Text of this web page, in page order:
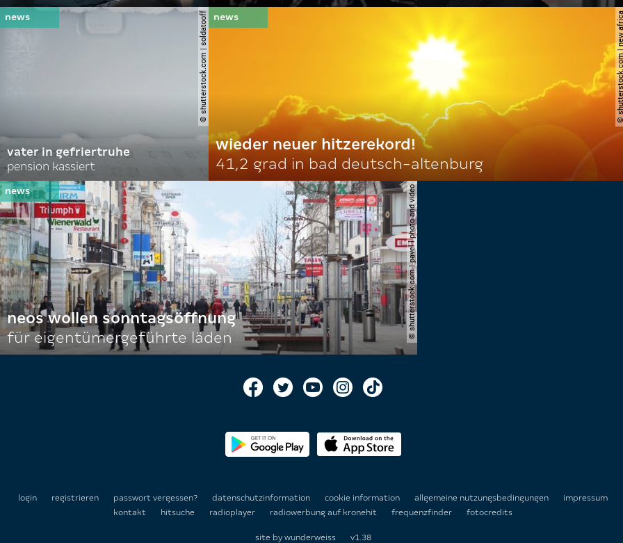
© shutterstock.com | soldatooff
vater in gefriertruhe
pension kassiert
©
wieder neuer hitzerekord!
41,2 grad in bad deutsch-altenburg
© shutterstock.com | pavel l photo and video
neos wollen sonntagsöffnung
für eigentümergeführte läden
login registrieren passwort vergessen? datenschutzinformation cookie information allgemeine nutzungsbedingungen
impressum
kontakt
hitsuche radioplayer radiowerbung auf kronehit frequenzfinder fotocredits
site by wunderweiss v1.38